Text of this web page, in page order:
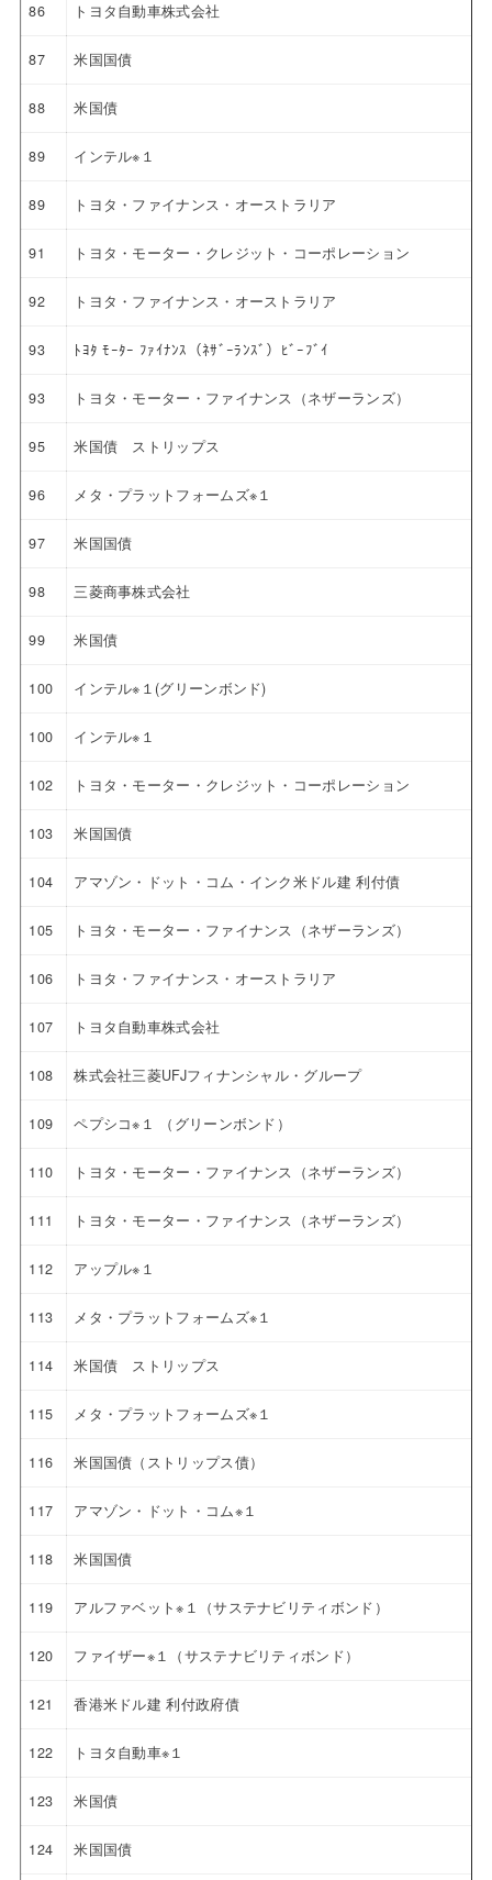
86 トヨタ自動車株式会社
87 米国国債
88 米国債
89 インテル※１
89 トヨタ・ファイナンス・オーストラリア
91 トヨタ・モーター・クレジット・コーポレーション
92 トヨタ・ファイナンス・オーストラリア
93 ﾄﾖﾀ ﾓｰﾀｰ ﾌｧｲﾅﾝｽ（ﾈｻﾞｰﾗﾝｽﾞ）ﾋﾞｰﾌﾞｲ
93 トヨタ・モーター・ファイナンス（ネザーランズ）
95 米国債 ストリップス
96 メタ・プラットフォームズ※１
97 米国国債
98 三菱商事株式会社
99 米国債
100 インテル※１(グリーンボンド)
100 インテル※１
102 トヨタ・モーター・クレジット・コーポレーション
103 米国国債
104 アマゾン・ドット・コム・インク米ドル建 利付債
105 トヨタ・モーター・ファイナンス（ネザーランズ）
106 トヨタ・ファイナンス・オーストラリア
107 トヨタ自動車株式会社
108 株式会社三菱UFJフィナンシャル・グループ
109 ペプシコ※１ （グリーンボンド）
110 トヨタ・モーター・ファイナンス（ネザーランズ）
111 トヨタ・モーター・ファイナンス（ネザーランズ）
112 アップル※１
113 メタ・プラットフォームズ※１
114 米国債 ストリップス
115 メタ・プラットフォームズ※１
116 米国国債（ストリップス債）
117 アマゾン・ドット・コム※１
118 米国国債
119 アルファベット※１（サステナビリティボンド）
120 ファイザー※１（サステナビリティボンド）
121 香港米ドル建 利付政府債
122 トヨタ自動車※１
123 米国債
124 米国国債